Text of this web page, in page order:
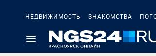
НЕДВИЖИМОСТЬ ЗНАКОМСТВА